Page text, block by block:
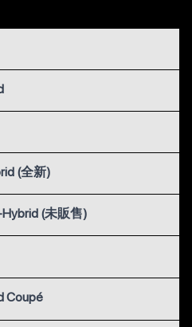
(全新)
(未販售)
Coupé